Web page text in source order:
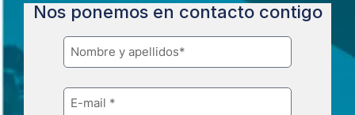
Nos ponemos en contacto contigo